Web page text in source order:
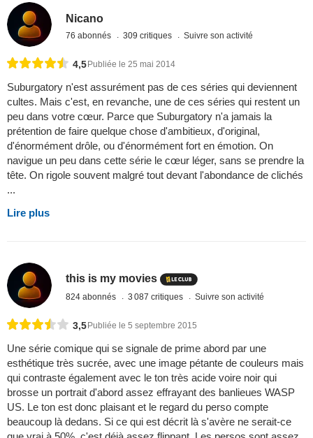
Nicano
76 abonnés 309 critiques Suivre son activité
4,5 Publiée le 25 mai 2014
Suburgatory n'est assurément pas de ces séries qui deviennent
cultes. Mais c'est, en revanche, une de ces séries qui restent un
peu dans votre cœur. Parce que Suburgatory n'a jamais la
prétention de faire quelque chose d'ambitieux, d'original,
d'énormément drôle, ou d'énormément fort en émotion. On
navigue un peu dans cette série le cœur léger, sans se prendre la
tête. On rigole souvent malgré tout devant l'abondance de clichés
...
Lire plus
this is my movies
824 abonnés 3 087 critiques Suivre son activité
3,5Publiée le 5 septembre 2015
Une série comique qui se signale de prime abord par une
esthétique très sucrée, avec une image pétante de couleurs mais
qui contraste également avec le ton très acide voire noir qui
brosse un portrait d'abord assez effrayant des banlieues WASP
US. Le ton est donc plaisant et le regard du perso compte
beaucoup là dedans. Si ce qui est décrit là s'avère ne serait-ce